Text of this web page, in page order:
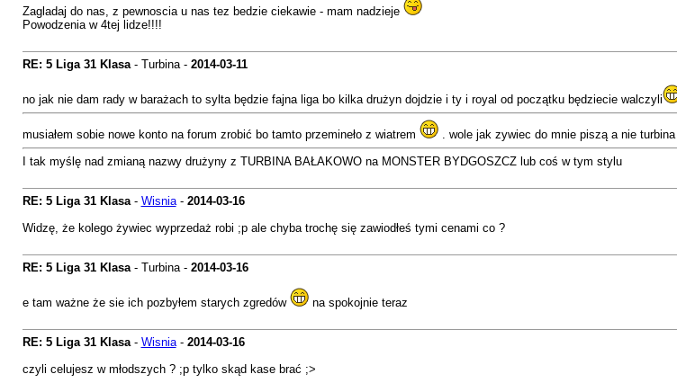
Zagladaj do nas, z pewnoscia u nas tez bedzie ciekawie - mam nadzieje
Powodzenia w 4tej lidze!!!!
RE: 5 Liga 31 Klasa- Turbina - 2014-03-11
no jak nie dam rady w barażach to sylta będzie fajna liga bo kilka drużyn dojdzie i ty i royal od początku będziecie walczyli
musiałem sobie nowe konto na forum zrobić bo tamto przemineło z wiatrem . wole jak zywiec do mnie piszą a nie turbina
I tak myślę nad zmianą nazwy drużyny z TURBINA BAŁAKOWO na MONSTER BYDGOSZCZ lub coś w tym stylu
RE: 5 Liga 31 Klasa- Wisnia- 2014-03-16
Widzę, że kolego żywiec wyprzedaż robi ;p ale chyba trochę się zawiodłeś tymi cenami co ?
RE: 5 Liga 31 Klasa- Turbina - 2014-03-16
e tam ważne że sie ich pozbyłem starych zgredów na spokojnie teraz
RE: 5 Liga 31 Klasa- Wisnia- 2014-03-16
czyli celujesz w młodszych ? ;p tylko skąd kase brać ;>